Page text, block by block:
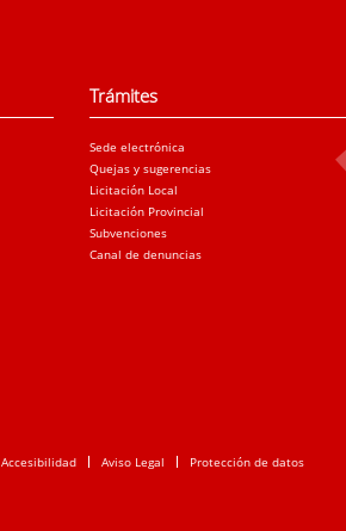
Trámites
Sede electrónica
Quejas y sugerencias
Licitación Local
Licitación Provincial
Subvenciones
Canal de denuncias
Accesibilidad Aviso Legal Protección de datos